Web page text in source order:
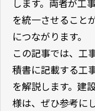
します。両者が工
を統一させること
につながります。
この記事では、工
積書に記載する工
を解説します。建
様は、ぜひ参考に